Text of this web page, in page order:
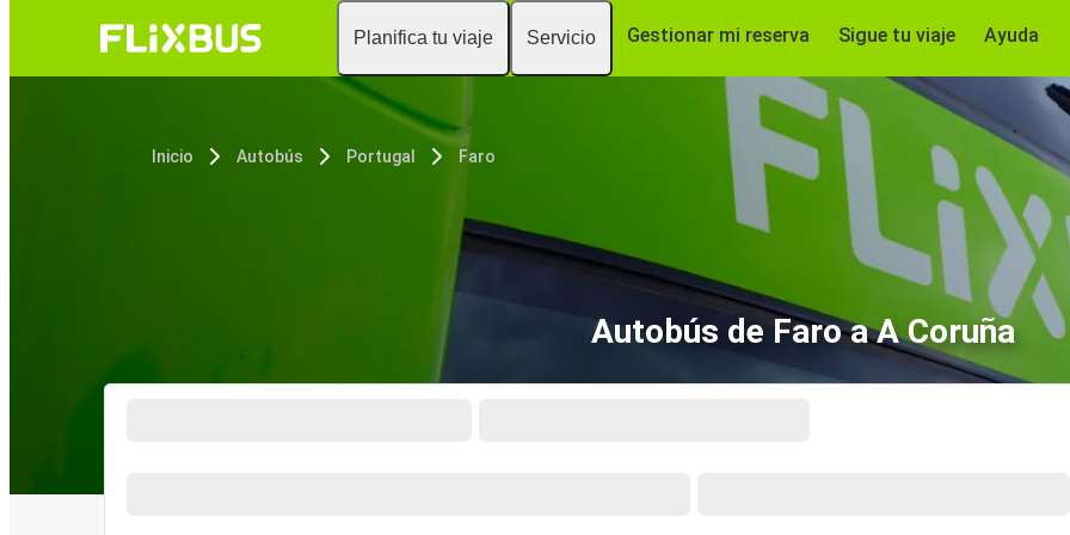
Planifica tu viaje Servicio Gestionar mi reserva Sigue tu viaje Ayuda
Inicio Autobús Portugal Faro
Autobús de Faro a A Coruña